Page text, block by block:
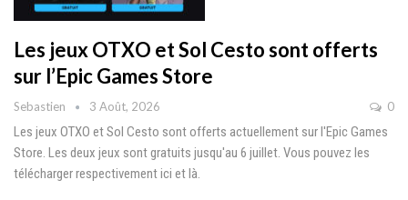
Les jeux OTXO et Sol Cesto sont offerts
sur l’Epic Games Store
Sebastien 3 Août, 2026 0
Les jeux OTXO et Sol Cesto sont offerts actuellement sur l'Epic Games
Store. Les deux jeux sont gratuits jusqu'au 6 juillet. Vous pouvez les
télécharger respectivement ici et là.